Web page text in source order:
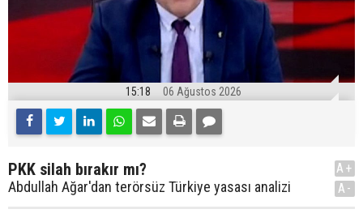
15:18 06 Ağustos 2026
PKK silah bırakır mı?
Abdullah Ağar'dan terörsüz Türkiye yasası analizi
A+
A-